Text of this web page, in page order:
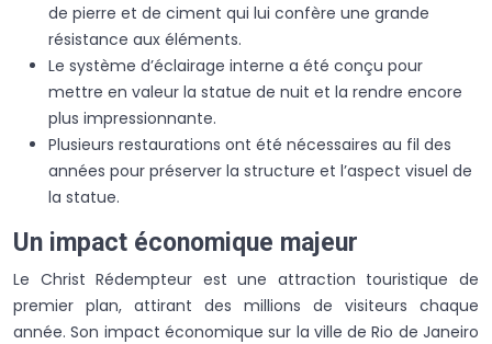
de pierre et de ciment qui lui confère une grande
résistance aux éléments.
Le système d’éclairage interne a été conçu pour
mettre en valeur la statue de nuit et la rendre encore
plus impressionnante.
Plusieurs restaurations ont été nécessaires au fil des
années pour préserver la structure et l’aspect visuel de
la statue.
Un impact économique majeur
Le Christ Rédempteur est une attraction touristique de
premier plan, attirant des millions de visiteurs chaque
année. Son impact économique sur la ville de Rio de Janeiro